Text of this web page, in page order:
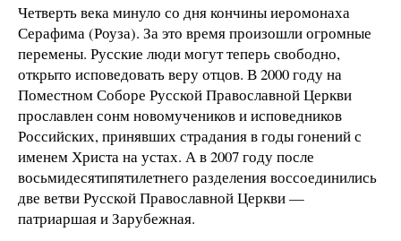
Четверть века минуло со дня кончины иеромонаха
Серафима (Роуза). За это время произошли огромные
перемены. Русские люди могут теперь свободно,
открыто исповедовать веру отцов. В 2000 году на
Поместном Соборе Русской Православной Церкви
прославлен сонм новомучеников и исповедников
Российских, принявших страдания в годы гонений с
именем Христа на устах. А в 2007 году после
восьмидесятипятилетнего разделения воссоединились
две ветви Русской Православной Церкви —
патриаршая и Зарубежная.